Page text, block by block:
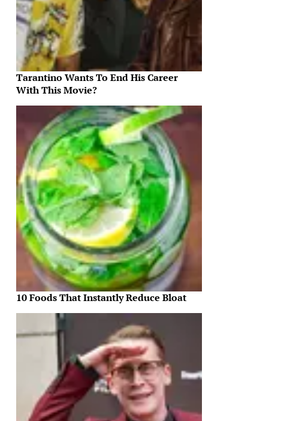
Tarantino Wants To End His Career
With This Movie?
10 Foods That Instantly Reduce Bloat